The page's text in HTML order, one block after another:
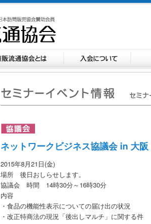
ネットワークビジネス協議会 in 大阪
2015年8月21日(金)
場所 後日おしらせします。
協議会 時間 14時30分～16時30分
内容
・食品の機能性表示についての届け出の状況
・改正特商法の現況「後出しマルチ」に関する件